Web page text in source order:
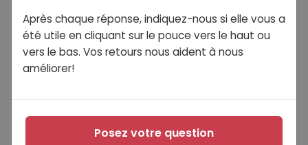
Après chaque réponse, indiquez-nous si elle vous a
été utile en cliquant sur le pouce vers le haut ou
vers le bas. Vos retours nous aident à nous
améliorer!
Posez votre question